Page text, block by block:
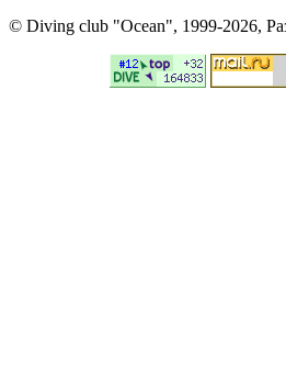
© Diving club "Ocean", 1999-2026,